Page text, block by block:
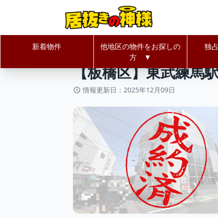
新着物件
他地区の物件をお探しの
方 ▼
独
居抜きの神様Home 東京都 板橋
【板橋区】東武練馬
情報更新日：2025年12月09日